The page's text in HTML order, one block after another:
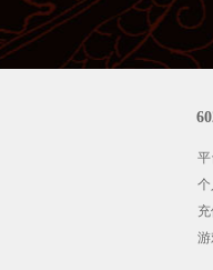
平
个
游